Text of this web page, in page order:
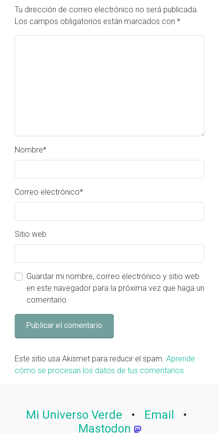
Tu dirección de correo electrónico no será publicada.
Los campos obligatorios están marcados con *
Nombre*
Correo electrónico*
Sitio web
Guardar mi nombre, correo electrónico y sitio web
en este navegador para la próxima vez que haga un
comentario.
Este sitio usa Akismet para reducir el spam. Aprende
cómo se procesan los datos de tus comentarios.
Mi Universo Verde • Email
•
Mastodon